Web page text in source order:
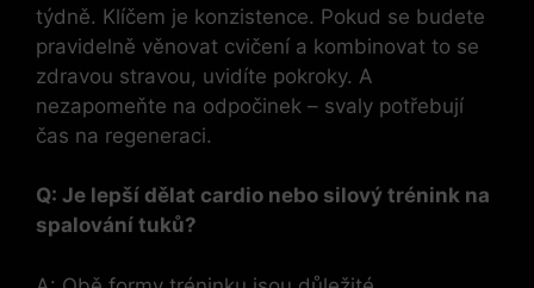
týdně. Klíčem je konzistence. Pokud se budete
pravidelně věnovat cvičení a kombinovat to se
zdravou stravou, uvidíte pokroky. A
nezapomeňte na odpočinek – svaly potřebují
čas na regeneraci.
Q: Je lepší dělat cardio nebo silový trénink na
spalování tuků?